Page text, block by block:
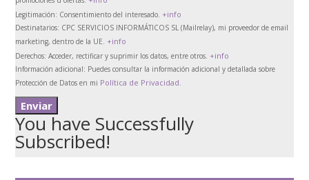
Legitimación: Consentimiento del interesado. +info
Destinatarios: CPC SERVICIOS INFORMÁTICOS SL (Mailrelay), mi proveedor de email
marketing, dentro de la UE. +info
Derechos: Acceder, rectificar y suprimir los datos, entre otros. +info
Información adicional: Puedes consultar la información adicional y detallada sobre
Protección de Datos en mi Política de Privacidad
You have Successfully
Subscribed!